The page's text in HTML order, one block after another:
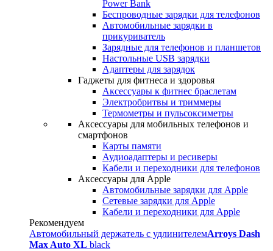
Power Bank
Беспроводные зарядки для телефонов
Автомобильные зарядки в
прикуриватель
Зарядные для телефонов и планшетов
Настольные USB зарядки
Адаптеры для зарядок
Гаджеты для фитнеса и здоровья
Аксессуары к фитнес браслетам
Электробритвы и триммеры
Термометры и пульсоксиметры
Аксессуары для мобильных телефонов и
смартфонов
Карты памяти
Аудиоадаптеры и ресиверы
Кабели и переходники для телефонов
Аксессуары для Apple
Автомобильные зарядки для Apple
Сетевые зарядки для Apple
Кабели и переходники для Apple
Рекомендуем
Автомобильный держатель с удлинителемArroys Dash
Max Auto XL black